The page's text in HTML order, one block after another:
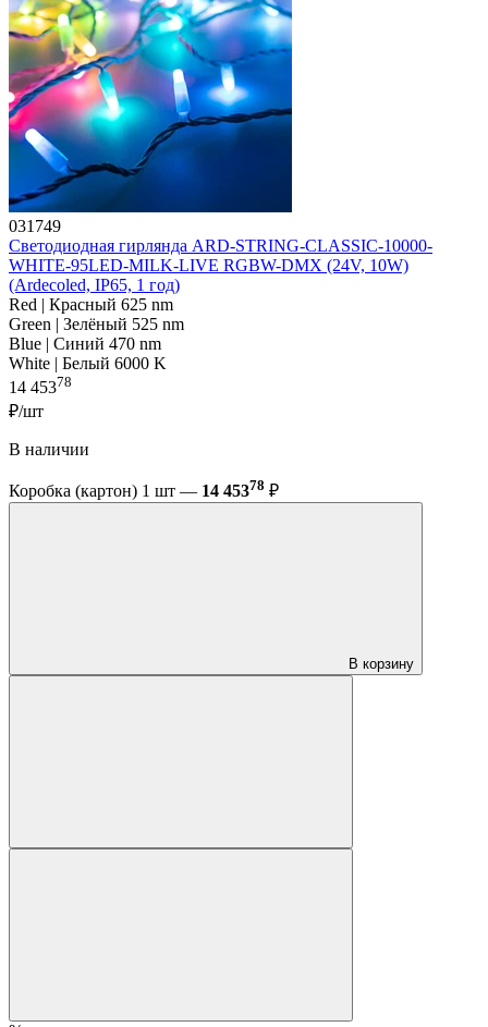
031749
Светодиодная гирлянда ARD-STRING-CLASSIC-10000-
WHITE-95LED-MILK-LIVE RGBW-DMX (24V, 10W)
(Ardecoled, IP65, 1 год)
Red | Красный 625 nm
Green | Зелёный 525 nm
Blue | Синий 470 nm
White | Белый 6000 K
14 45378
₽/шт
В наличии
Коробка (картон) 1 шт — 14 45378 ₽
В корзину